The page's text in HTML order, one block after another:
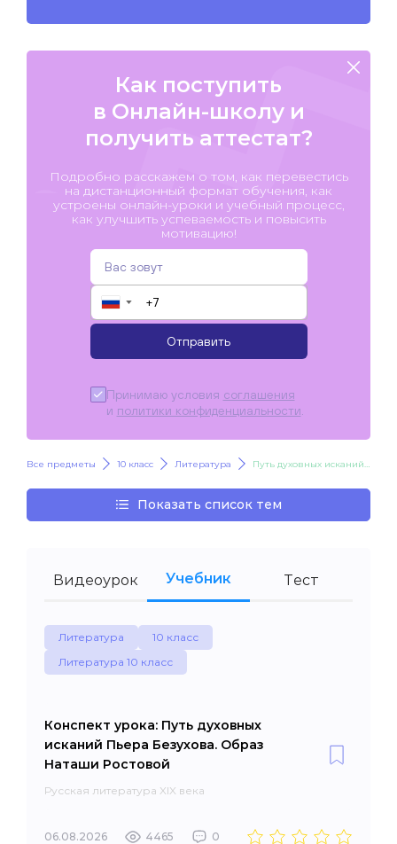
Как поступить
в Онлайн-школу и
получить аттестат?
Подробно расскажем о том, как перевестись
на дистанционный формат обучения, как
устроены онлайн-уроки и учебный процесс,
как улучшить успеваемость и повысить
мотивацию!
▼
Отправить
Принимаю условия соглашения
и политики конфиденциальности
Все предметы 10 класс Литература Путь духовных исканий Пьера Безухова. Образ Наташи Ростовой
Показать список тем
Видеоурок Учебник Тест
Литература
10 класс
Литература 10 класс
Конспект урока: Путь духовных
исканий Пьера Безухова. Образ
Наташи Ростовой
Русская литература XIX века
06.08.2026 4465 0